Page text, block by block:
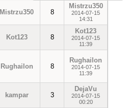
Mistrzu350 8
Mistrzu350
2014-07-15
14:31
Kot123 8
Kot123
2014-07-15
11:39
Rughailon 8
Rughailon
2014-07-15
11:39
kampar 3
DejaVu
2014-07-15
00:20